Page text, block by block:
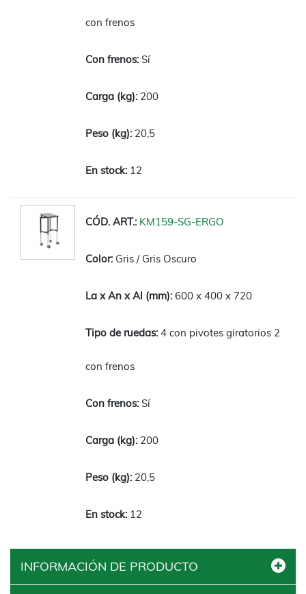
con frenos
Sí
200
20,5
12
KM159-SG-ERGO
Gris / Gris Oscuro
600 x 400 x 720
4 con pivotes giratorios 2
con frenos
Sí
200
20,5
12
INFORMACIÓN DE PRODUCTO